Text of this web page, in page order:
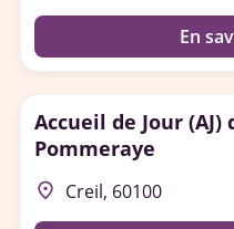
En
Accueil de Jour (AJ)
Pommeraye
place Creil, 60100